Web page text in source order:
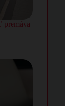
premáva